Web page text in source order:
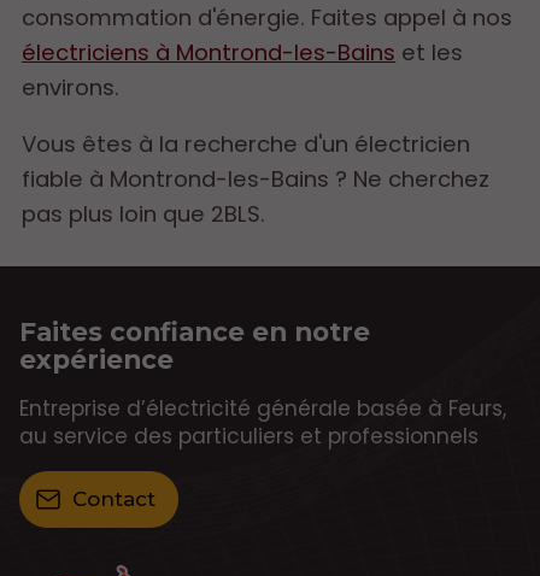
consommation d'énergie. Faites appel à nos
électriciens à Montrond-les-Bains et les
environs.
Vous êtes à la recherche d'un électricien
fiable à Montrond-les-Bains ? Ne cherchez
pas plus loin que 2BLS.
Faites confiance en notre
expérience
Entreprise d’électricité générale basée à Feurs,
au service des particuliers et professionnels
Contact